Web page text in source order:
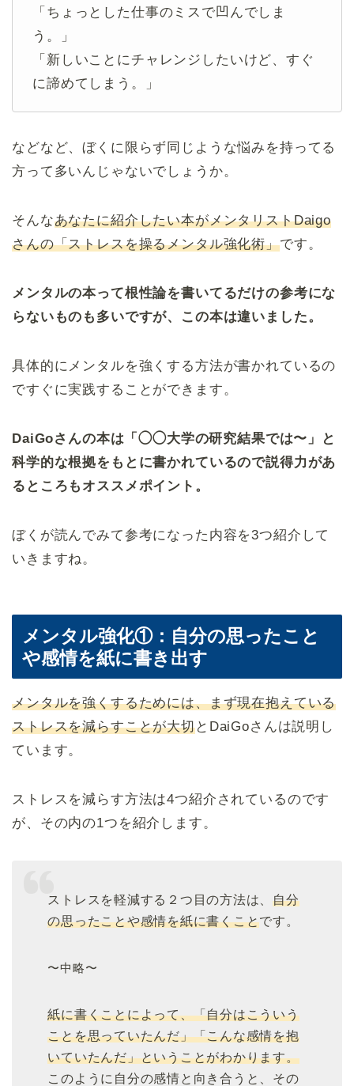
「ちょっとした仕事のミスで凹んでしま
う。」
「新しいことにチャレンジしたいけど、すぐ
に諦めてしまう。」
などなど、ぼくに限らず同じような悩みを持ってる
方って多いんじゃないでしょうか。
そんなあなたに紹介したい本がメンタリストDaigo
さんの「ストレスを操るメンタル強化術」です。
メンタルの本って根性論を書いてるだけの参考にな
らないものも多いですが、この本は違いました。
具体的にメンタルを強くする方法が書かれているの
ですぐに実践することができます。
DaiGoさんの本は「◯◯大学の研究結果では〜」と
科学的な根拠をもとに書かれているので説得力があ
るところもオススメポイント。
ぼくが読んでみて参考になった内容を3つ紹介して
いきますね。
メンタル強化①：自分の思ったこと
や感情を紙に書き出す
メンタルを強くするためには、まず現在抱えている
ストレスを減らすことが大切とDaiGoさんは説明し
ています。
ストレスを減らす方法は4つ紹介されているのです
が、その内の1つを紹介します。
ストレスを軽減する２つ目の方法は、自分
の思ったことや感情を紙に書くことです。
〜中略〜
紙に書くことによって、「自分はこういう
ことを思っていたんだ」「こんな感情を抱
いていたんだ」ということがわかります。
このように自分の感情と向き合うと、その